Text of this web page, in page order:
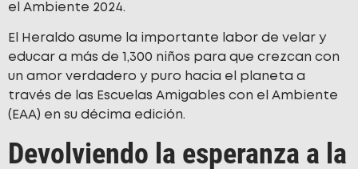
el Ambiente 2024.
El Heraldo asume la importante labor de velar y
educar a más de 1,300 niños para que crezcan con
un amor verdadero y puro hacia el planeta a
través de las Escuelas Amigables con el Ambiente
(EAA) en su décima edición.
Devolviendo la esperanza a la